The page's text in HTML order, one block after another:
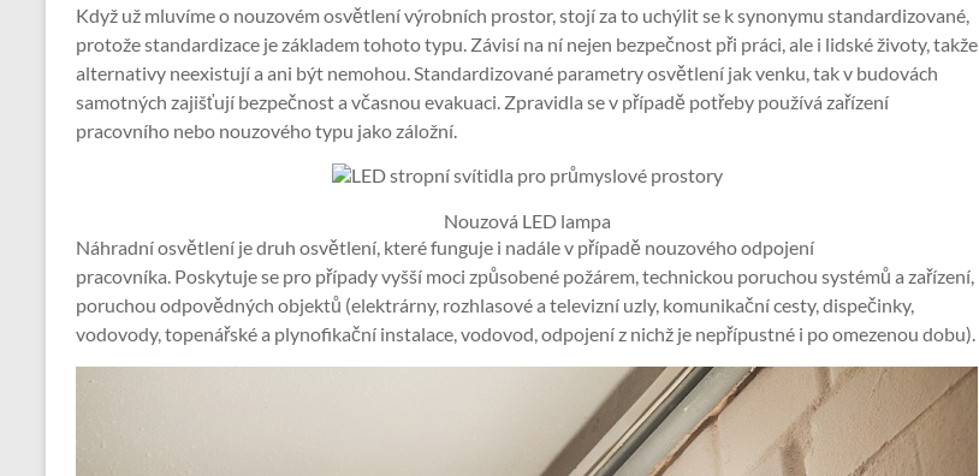
Když už mluvíme o nouzovém osvětlení výrobních prostor, stojí za to uchýlit se k synonymu standardizované,
protože standardizace je základem tohoto typu. Závisí na ní nejen bezpečnost při práci, ale i lidské životy, takže
alternativy neexistují a ani být nemohou. Standardizované parametry osvětlení jak venku, tak v budovách
samotných zajišťují bezpečnost a včasnou evakuaci. Zpravidla se v případě potřeby používá zařízení
pracovního nebo nouzového typu jako záložní.
Nouzová LED lampa
Náhradní osvětlení je druh osvětlení, které funguje i nadále v případě nouzového odpojení
pracovníka. Poskytuje se pro případy vyšší moci způsobené požárem, technickou poruchou systémů a zařízení,
poruchou odpovědných objektů (elektrárny, rozhlasové a televizní uzly, komunikační cesty, dispečinky,
vodovody, topenářské a plynofikační instalace, vodovod, odpojení z nichž je nepřípustné i po omezenou dobu).